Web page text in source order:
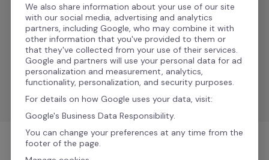
nóminas
Sage 50
Payroll
Optimiza los procesos de nóminas y RRHH con Sage
50.
We also share information about your use of our site
with our social media, advertising and analytics
partners, including Google, who may combine it with
other information that you've provided to them or
that they've collected from your use of their services.
Google and partners will use your personal data for ad
personalization and measurement, analytics,
functionality, personalization, and security purposes.
For details on how Google uses your data, visit:
Google's Business Data Responsibility.
You can change your preferences at any time from the
footer of the page.